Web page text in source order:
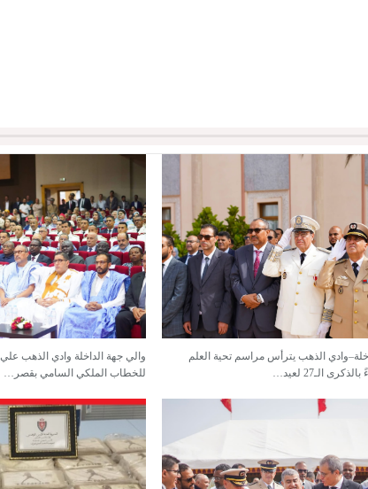
الذهب يترأس مراسم تحية العلم
الـ27 لعيد…
والي جهة الداخلة وادي الذهب
للخطاب الملكي السامي بقصر…